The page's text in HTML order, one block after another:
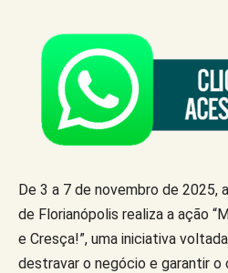
De 3 a 7 de novembro de 2025,
de Florianópolis realiza a ação
e Cresça!”, uma iniciativa
destravar o negócio e garantir